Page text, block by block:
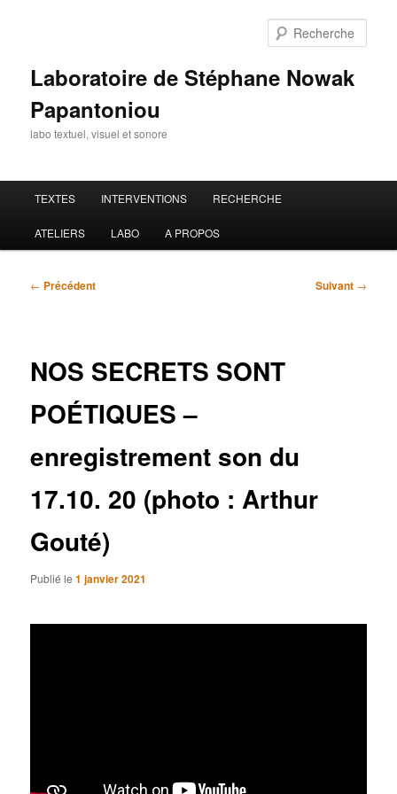
Laboratoire de Stéphane Nowak
Papantoniou
labo textuel, visuel et sonore
principal
TEXTES INTERVENTIONS RECHERCHE
ATELIERS LABO A PROPOS
Navigation
← Précédent Suivant →
NOS SECRETS SONT
POÉTIQUES –
enregistrement son du
17.10. 20 (photo : Arthur
Gouté)
Publié le1 janvier 2021